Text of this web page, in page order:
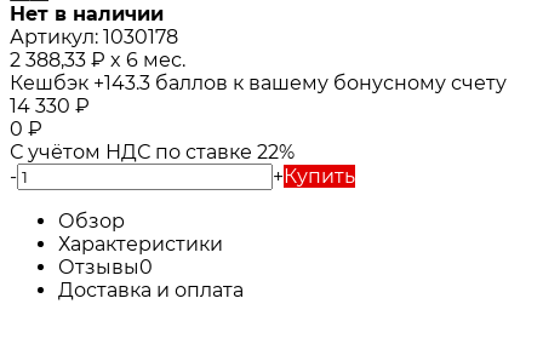
Нет в наличии
Артикул: 1030178
2 388,33 ₽ x 6 мес.
Кешбэк +143.3 баллов к вашему бонусному счету
14 330 ₽
0 ₽
С учётом НДС по ставке 22%
-
+Купить
Обзор
Характеристики
Отзывы0
Доставка и оплата